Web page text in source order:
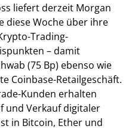
liefert derzeit Morgan
diese Woche über ihre
Trading-
– damit
(75 Bp) ebenso wie
Coinbase-Retailgeschäft.
Kunden erhalten
und Verkauf digitaler
in Bitcoin, Ether und